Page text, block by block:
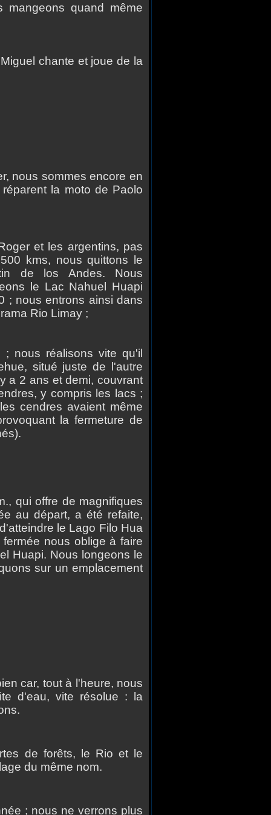
quand même
chante et joue de la
nous sommes encore en
la moto de Paolo
et les argentins, pas
kms, nous quittons le
de los Andes. Nous
le Lac Nahuel Huapi
; nous entrons ainsi dans
Rio Limay ;
nous réalisons vite qu'il
situé juste de l'autre
a 2 ans et demi, couvrant
y compris les lacs ;
cendres avaient même
la fermeture de
offre de magnifiques
au départ, a été refaite,
le Lago Filo Hua
nous oblige à faire
Huapi. Nous longeons le
sur un emplacement
car, tout à l'heure, nous
d'eau, vite résolue : la
de forêts, le Rio et le
du même nom.
; nous ne verrons plus